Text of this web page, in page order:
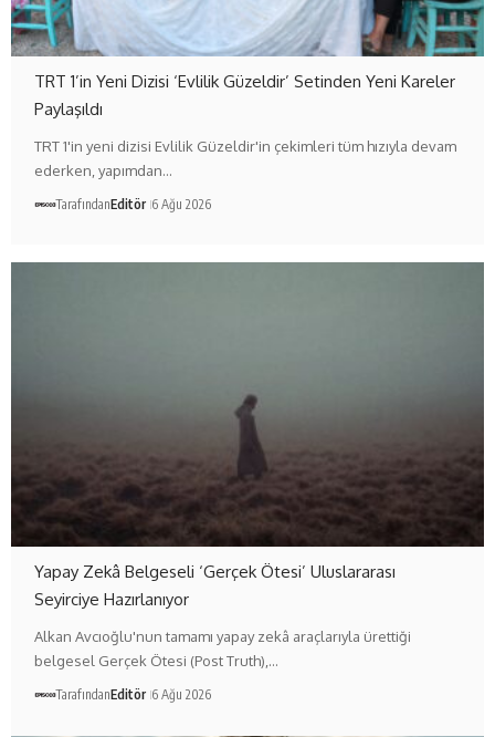
TRT 1’in Yeni Dizisi ‘Evlilik Güzeldir’ Setinden Yeni Kareler
Paylaşıldı
TRT 1'in yeni dizisi Evlilik Güzeldir'in çekimleri tüm hızıyla devam
ederken, yapımdan…
TarafındanEditör 6 Ağu 2026
Yapay Zekâ Belgeseli ‘Gerçek Ötesi’ Uluslararası
Seyirciye Hazırlanıyor
Alkan Avcıoğlu'nun tamamı yapay zekâ araçlarıyla ürettiği
belgesel Gerçek Ötesi (Post Truth),…
TarafındanEditör 6 Ağu 2026